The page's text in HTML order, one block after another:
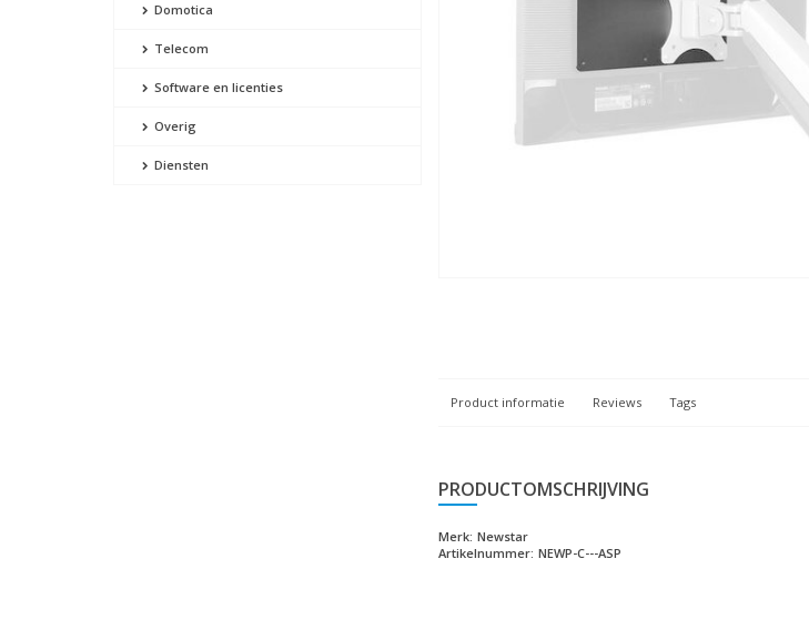
Domotica
Telecom
Software en licenties
Overig
Diensten
Product informatie Reviews Tags
PRODUCTOMSCHRIJVING
Merk: Newstar
Artikelnummer: NEWP-C---ASP